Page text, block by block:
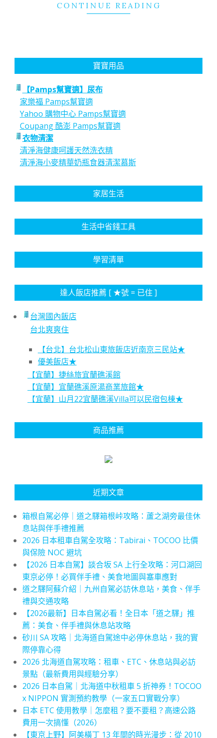
CONTINUE READING
寶寶用品
【Pamps幫寶適】尿布
家樂福 Pamps幫寶適
Yahoo 購物中心 Pamps幫寶適
Coupang 酷澎 Pamps幫寶適
衣物清潔
清淨海健康呵護天然洗衣精
清淨海小麥精華奶瓶食器清潔慕斯
家居生活
生活中省錢工具
學習清單
達人飯店推薦 [ ★號 = 已住 ]
台灣國內飯店
台北爽爽住
【台北】台北松山東旅飯店近南京三民站★
優美飯店★
【宜蘭】捷絲旅宜蘭礁溪館
【宜蘭】宜蘭礁溪原湯商業旅館★
【宜蘭】山月22宜蘭礁溪Villa可以民宿包棟★
商品推薦
近期文章
箱根自駕必停｜道之驛箱根峠攻略：蘆之湖旁最佳休
息站與伴手禮推薦
2026 日本租車自駕全攻略：Tabirai、TOCOO 比價
與保險 NOC 避坑
【2026 日本自駕】談合坂 SA 上行全攻略：河口湖回
東京必停！必買伴手禮、美食地圖與塞車應對
道之驛阿蘇介紹｜九州自駕必訪休息站，美食、伴手
禮與交通攻略
【2026最新】日本自駕必看！全日本「道之驛」推
薦：美食、伴手禮與休息站攻略
砂川 SA 攻略｜北海道自駕途中必停休息站，我的實
際停靠心得
2026 北海道自駕攻略：租車、ETC、休息站與必訪
景點（最新費用與經驗分享）
2026 日本自駕｜北海道中秋租車 5 折神券！TOCOO
x NIPPON 實測預約教學（一家五口實戰分享）
日本 ETC 使用教學｜怎麼租？要不要租？高速公路
費用一次搞懂（2026）
【東京上野】阿美橫丁 13 年間的時光漫步：從 2010